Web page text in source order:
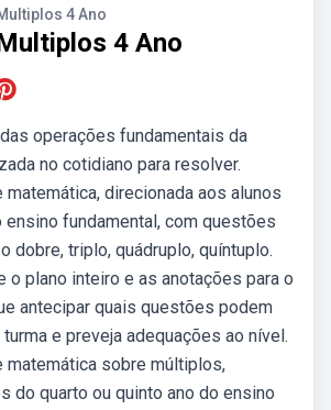
4 Ano
4 Ano
operações fundamentais da
no cotidiano para resolver.
direcionada aos alunos
ensino fundamental, com questões
dobre, triplo, quádruplo, quíntuplo.
o plano inteiro e as anotações para o
antecipar quais questões podem
e preveja adequações ao nível.
matemática sobre múltiplos,
do quarto ou quinto ano do ensino